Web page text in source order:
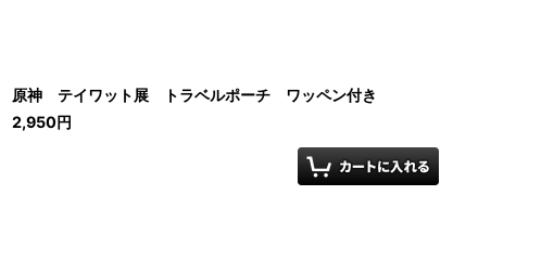
原神 テイワット展 トラベルポーチ ワッペン付き
2,950円